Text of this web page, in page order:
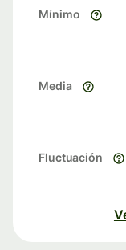
Mínimo
Media
Fluctuación